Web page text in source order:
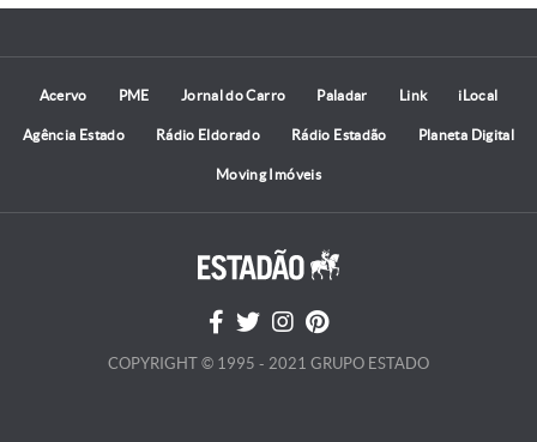
Acervo PME Jornal do Carro Paladar Link iLocal
Agência Estado Rádio Eldorado Rádio Estadão Planeta Digital
Moving Imóveis
COPYRIGHT © 1995 - 2021 GRUPO ESTADO